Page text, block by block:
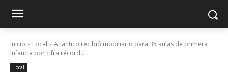
Inicio Local
Atlántico recibió mobiliario para 35 aulas de primera
infancia por cifra récord...
Local